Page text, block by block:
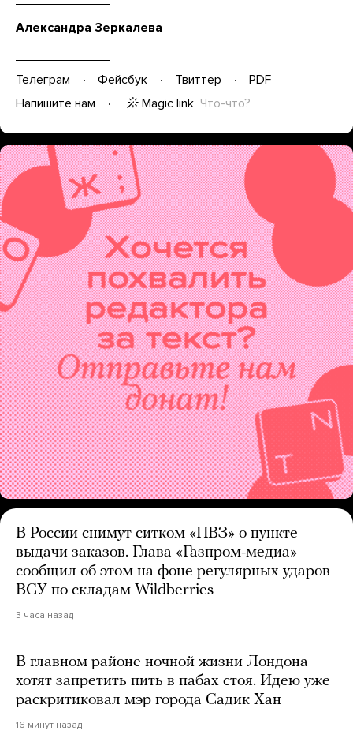
Александра Зеркалева
Телеграм Фейсбук Твиттер
PDF
Напишите нам
Magic link Что-что?
В России снимут ситком «ПВЗ» о пункте
выдачи заказов. Глава «Газпром-медиа»
сообщил об этом на фоне регулярных ударов
ВСУ по складам Wildberries
3 часа назад
В главном районе ночной жизни Лондона
хотят запретить пить в пабах стоя. Идею уже
раскритиковал мэр города Садик Хан
16 минут назад